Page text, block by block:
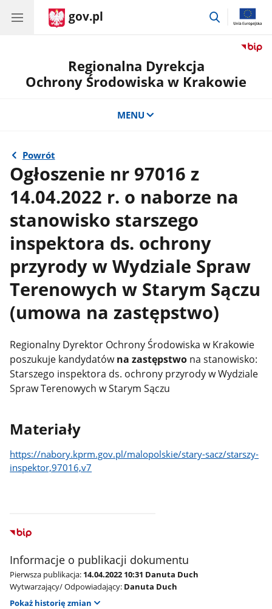
gov.pl
przejdź
Regionalna Dyrekcja
Ochrony Środowiska w Krakowie
MENU
Powrót
Ogłoszenie nr 97016 z
14.04.2022 r. o naborze na
stanowisko starszego
inspektora ds. ochrony
przyrody w Wydziale Spraw
Terenowych w Starym Sączu
(umowa na zastępstwo)
Regionalny Dyrektor Ochrony Środowiska w Krakowie
poszukuje kandydatówna zastępstwo na stanowisko:
Starszego inspektora ds. ochrony przyrody w Wydziale
Spraw Terenowych w Starym Sączu
Materiały
https://nabory.kprm.gov.pl/malopolskie/stary-sacz/starszy-
inspektor,97016,v7
Informacje o publikacji dokumentu
Pierwsza publikacja: 14.04.2022 10:31 Danuta Duch
Wytwarzający/ Odpowiadający: Danuta Duch
Pokaż historię zmian